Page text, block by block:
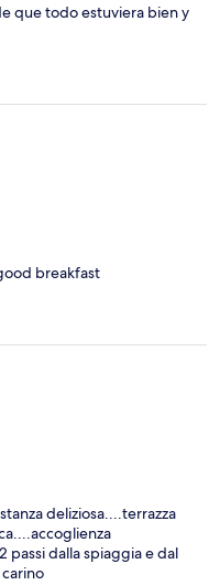
que todo estuviera bien y
breakfast
deliziosa....terrazza
dalla spiaggia e dal